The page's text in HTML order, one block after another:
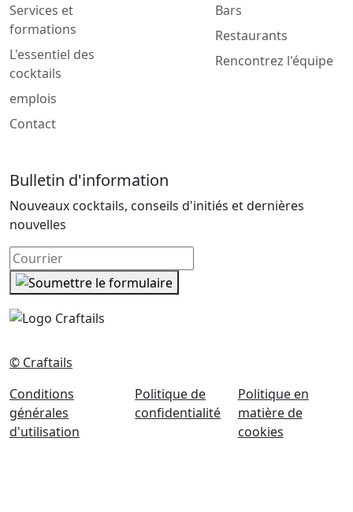
Services et
formations
L'essentiel des
cocktails
emplois
Contact
Bars
Restaurants
Rencontrez l'équipe
Bulletin d'information
Nouveaux cocktails, conseils d'initiés et dernières
nouvelles
© Craftails
Conditions
générales
d'utilisation
Politique de
confidentialité
Politique en
matière de
cookies